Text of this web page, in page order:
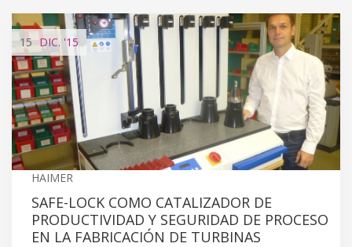
15 DIC. '15
HAIMER
SAFE-LOCK COMO CATALIZADOR DE
PRODUCTIVIDAD Y SEGURIDAD DE PROCESO
EN LA FABRICACIÓN DE TURBINAS